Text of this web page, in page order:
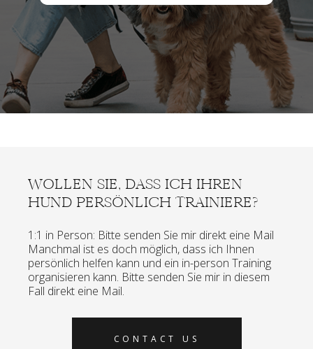
WOLLEN SIE, DASS ICH IHREN
HUND PERSÖNLICH TRAINIERE?
1:1 in Person: Bitte senden Sie mir direkt eine Mail
Manchmal ist es doch möglich, dass ich Ihnen
persönlich helfen kann und ein in-person Training
organisieren kann. Bitte senden Sie mir in diesem
Fall direkt eine Mail.
CONTACT US